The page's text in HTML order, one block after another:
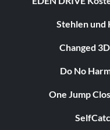
Stehlen und
Changed
Do No
One Jump